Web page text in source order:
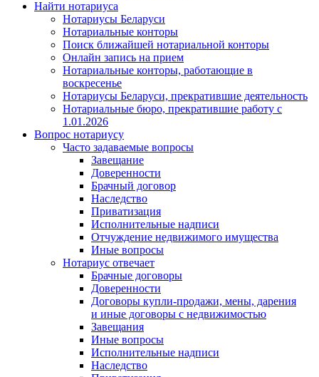
Найти нотариуса
Нотариусы Беларуси
Нотариальные конторы
Поиск ближайшей нотариальной конторы
Онлайн запись на прием
Нотариальные конторы, работающие в
воскресенье
Нотариусы Беларуси, прекратившие деятельность
Нотариальные бюро, прекратившие работу с
1.01.2026
Вопрос нотариусу
Часто задаваемые вопросы
Завещание
Доверенности
Брачный договор
Наследство
Приватизация
Исполнительные надписи
Отчуждение недвижимого имущества
Иные вопросы
Нотариус отвечает
Брачные договоры
Доверенности
Договоры купли-продажи, мены, дарения
и иные договоры с недвижимостью
Завещания
Иные вопросы
Исполнительные надписи
Наследство